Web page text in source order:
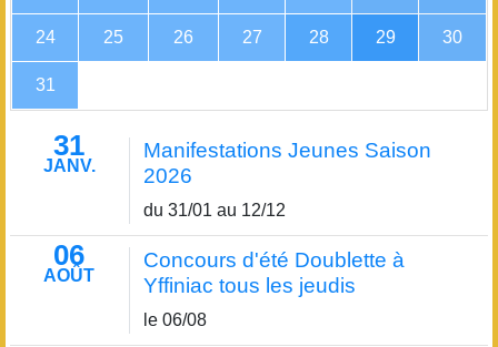
24 25 26 27 28 29 30
31
31
JANV.
Manifestations Jeunes Saison
2026
du 31/01 au 12/12
06
AOÛT
Concours d'été Doublette à
Yffiniac tous les jeudis
le 06/08